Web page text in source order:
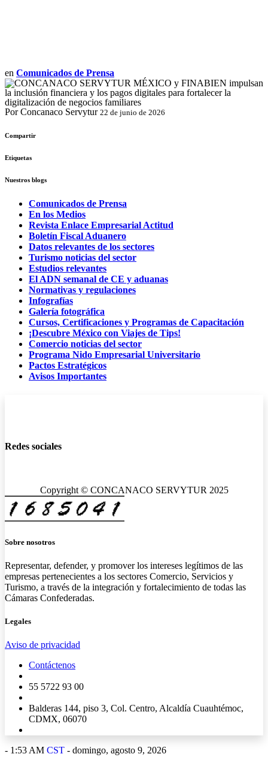
en Comunicados de Prensa
Por Concanaco Servytur 22 de junio de 2026
Compartir
Etiquetas
Nuestros blogs
Comunicados de Prensa
En los Medios
Revista Enlace Empresarial Actitud
Boletín Fiscal Aduanero
Datos relevantes de los sectores
Turismo noticias del sector
Estudios relevantes
El ADN semanal de CE y aduanas
Normativas y regulaciones
Infografías
Galería fotográfica
Cursos, Certificaciones y Programas de Capacitación
¡Descubre México con Viajes de Tips!
Comercio noticias del sector
Programa Nido Empresarial Universitario
Pactos Estratégicos
Avisos Importantes
Redes sociales
Copyright © CONCANACO SERVYTUR 2025
Sobre nosotros
Representar, defender, y promover los intereses legítimos de las
empresas pertenecientes a los sectores Comercio, Servicios y
Turismo, a través de la integración y fortalecimiento de todas las
Cámaras Confederadas.
Legales
Aviso de privacidad
Contáctenos
55 5722 93 00
Balderas 144, piso 3, Col. Centro, Alcaldía Cuauhtémoc,
CDMX, 06070
- 1:53 AM CST - domingo, agosto 9, 2026